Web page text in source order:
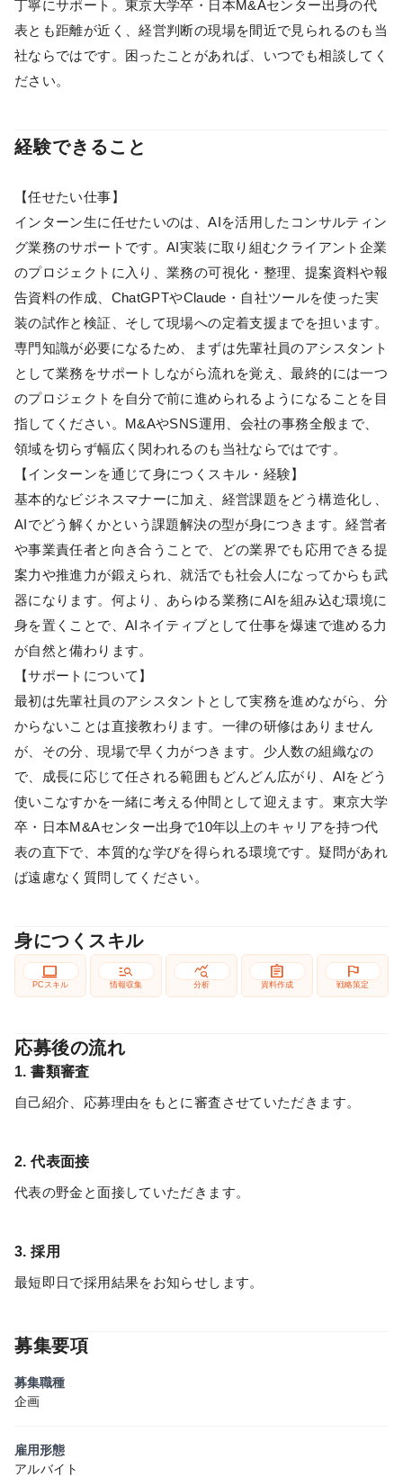
丁寧にサポート。東京大学卒・日本M&Aセンター出身の代
表とも距離が近く、経営判断の現場を間近で見られるのも当
社ならではです。困ったことがあれば、いつでも相談してく
ださい。
経験できること
【任せたい仕事】
インターン生に任せたいのは、AIを活用したコンサルティン
グ業務のサポートです。AI実装に取り組むクライアント企業
のプロジェクトに入り、業務の可視化・整理、提案資料や報
告資料の作成、ChatGPTやClaude・自社ツールを使った実
装の試作と検証、そして現場への定着支援までを担います。
専門知識が必要になるため、まずは先輩社員のアシスタント
として業務をサポートしながら流れを覚え、最終的には一つ
のプロジェクトを自分で前に進められるようになることを目
指してください。M&AやSNS運用、会社の事務全般まで、
領域を切らず幅広く関われるのも当社ならではです。
【インターンを通じて身につくスキル・経験】
基本的なビジネスマナーに加え、経営課題をどう構造化し、
AIでどう解くかという課題解決の型が身につきます。経営者
や事業責任者と向き合うことで、どの業界でも応用できる提
案力や推進力が鍛えられ、就活でも社会人になってからも武
器になります。何より、あらゆる業務にAIを組み込む環境に
身を置くことで、AIネイティブとして仕事を爆速で進める力
が自然と備わります。
【サポートについて】
最初は先輩社員のアシスタントとして実務を進めながら、分
からないことは直接教わります。一律の研修はありません
が、その分、現場で早く力がつきます。少人数の組織なの
で、成長に応じて任される範囲もどんどん広がり、AIをどう
使いこなすかを一緒に考える仲間として迎えます。東京大学
卒・日本M&Aセンター出身で10年以上のキャリアを持つ代
表の直下で、本質的な学びを得られる環境です。疑問があれ
ば遠慮なく質問してください。
身につくスキル
computer
PCスキル
manage_search
情報収集
query_stats
分析
assignment
資料作成
flag
戦略策定
応募後の流れ
1. 書類審査
自己紹介、応募理由をもとに審査させていただきます。
2. 代表面接
代表の野金と面接していただきます。
3. 採用
最短即日で採用結果をお知らせします。
募集要項
募集職種
企画
雇用形態
アルバイト